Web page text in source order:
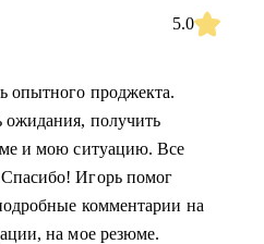
5.0
опытного проджекта.
ожидания, получить
и мою ситуацию. Все
Игорь помог
комментарии на
на мое резюме.